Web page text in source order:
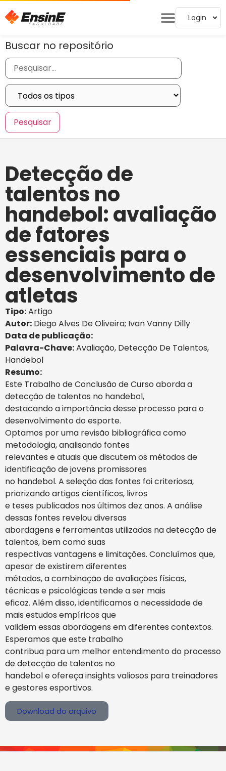
Login
Buscar no repositório
Detecção de
talentos no
handebol: avaliação
de fatores
essenciais para o
desenvolvimento de
atletas
Tipo:Artigo
Autor: Diego Alves De Oliveira; Ivan Vanny Dilly
Data de publicação:
Palavra-Chave:Avaliação, Detecção De Talentos,
Handebol
Resumo:
Este Trabalho de Conclusão de Curso aborda a
detecção de talentos no handebol,
destacando a importância desse processo para o
desenvolvimento do esporte.
Optamos por uma revisão bibliográfica como
metodologia, analisando fontes
relevantes e atuais que discutem os métodos de
identificação de jovens promissores
no handebol. A seleção das fontes foi criteriosa,
priorizando artigos científicos, livros
e teses publicados nos últimos dez anos. A análise
dessas fontes revelou diversas
abordagens e ferramentas utilizadas na detecção de
talentos, bem como suas
respectivas vantagens e limitações. Concluímos que,
apesar de existirem diferentes
métodos, a combinação de avaliações físicas,
técnicas e psicológicas tende a ser mais
eficaz. Além disso, identificamos a necessidade de
mais estudos empíricos que
validem essas abordagens em diferentes contextos.
Esperamos que este trabalho
contribua para um melhor entendimento do processo
de detecção de talentos no
handebol e ofereça insights valiosos para treinadores
e gestores esportivos.
Download do arquivo